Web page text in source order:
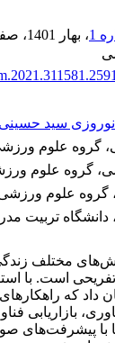
، بهار 1401 ،
سید حسینی
علوم
گروه علوم
گروه علوم
دانشگاه تربیت
مختلف
داد که
با پیشرفت‌های